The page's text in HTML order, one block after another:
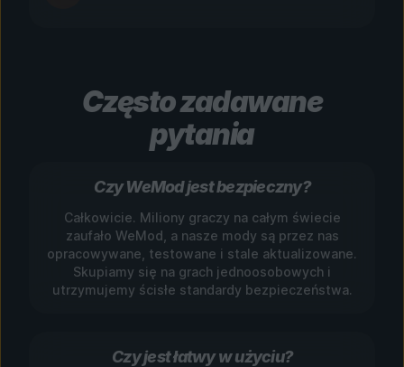
Często zadawane
pytania
Czy WeMod jest bezpieczny?
Całkowicie. Miliony graczy na całym świecie
zaufało WeMod, a nasze mody są przez nas
opracowywane, testowane i stale aktualizowane.
Skupiamy się na grach jednoosobowych i
utrzymujemy ścisłe standardy bezpieczeństwa.
Czy jest łatwy w użyciu?